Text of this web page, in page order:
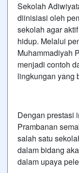
Sekolah
diinisiasi oleh
sekolah agar
hidup. Melalui
Muhammadiyah
menjadi contoh
lingkungan yang
Dengan prestasi
Prambanan
salah satu
dalam bidang
dalam upaya